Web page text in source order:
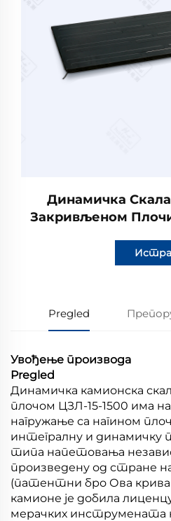
Динамичка
Закривљеном
Pregled
Увођење производа
Pregled
Динамичка камионска
плочом ЦЗЛ-15-1500 има
нагружање са нагином
интегралну и динамичку
типа напетовања
произведену од стране
(патентни бро Ова крива
камионе је добила
мерачких инструмената